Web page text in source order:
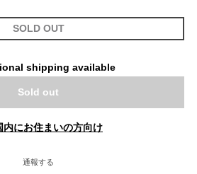
SOLD OUT
shipping available
Sold out
内にお住まいの方向け
通報する